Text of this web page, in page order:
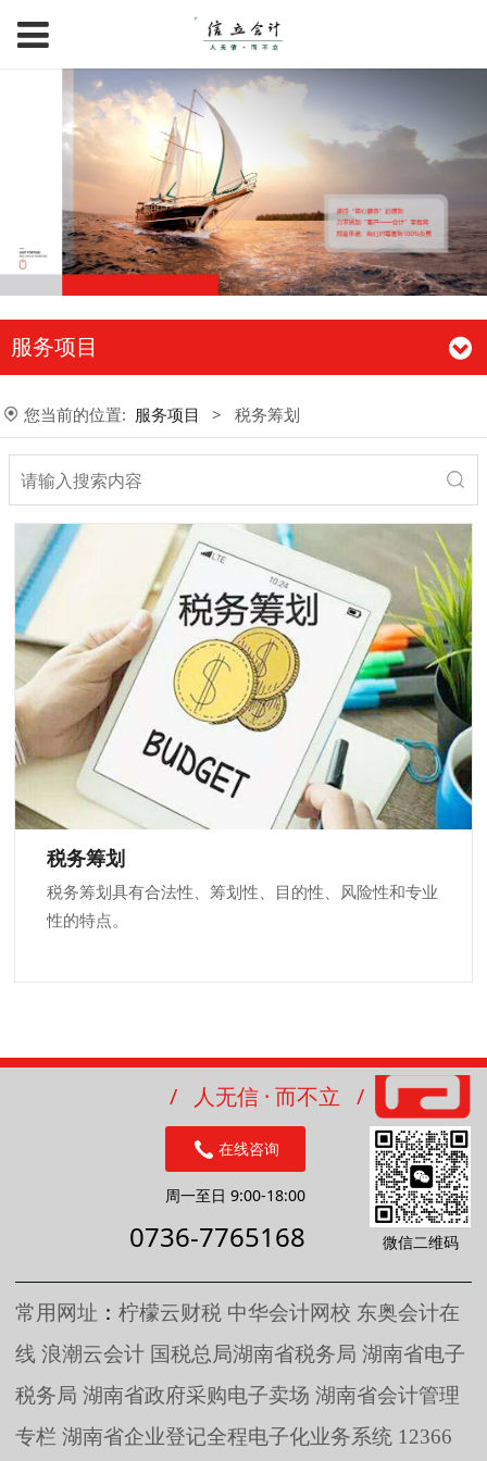
服务项目
您当前的位置: 服务项目 > 税务筹划
税务筹划
税务筹划具有合法性、筹划性、目的性、风险性和专业
性的特点。
/ 人无信 · 而不立 /
在线咨询
周一至日 9:00-18:00
0736-7765168 微信二维码
常用网址 ：柠檬云财税 中华会计网校 东奥会计在
线 浪潮云会计 国税总局湖南省税务局 湖南省电子
税务局 湖南省政府采购电子卖场 湖南省会计管理
专栏 湖南省企业登记全程电子化业务系统 12366